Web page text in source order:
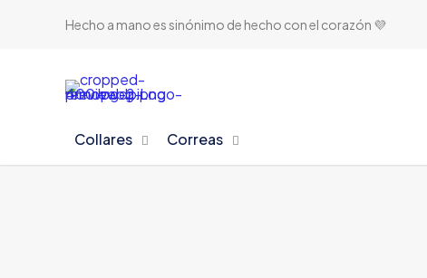
Hecho a mano es sinónimo de hecho con el corazón 💜
Collares
Correas